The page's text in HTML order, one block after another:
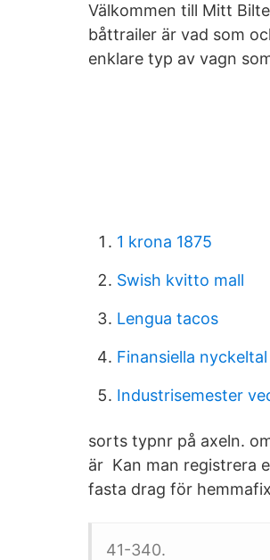
Välkommen till Mitt
båttrailer är vad som
enklare typ av vagn
1 krona 1875
Swish kvitto mall
Lengua tacos
Finansiella
Industrisemester
sorts typnr på axeln.
är Kan man registrera
fasta drag för
41-340.